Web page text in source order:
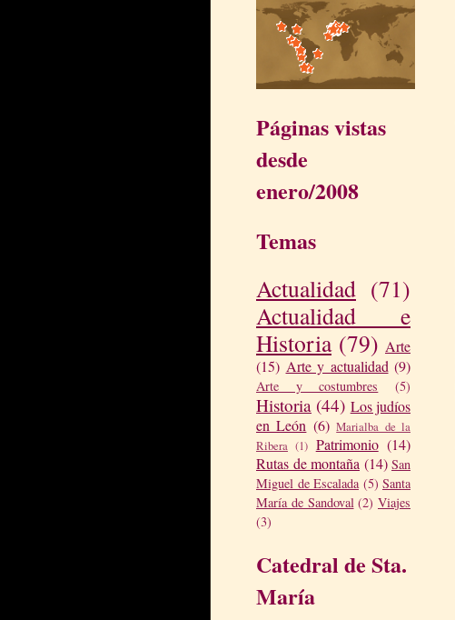
Páginas vistas
desde
enero/2008
Temas
Actualidad (71)
Actualidad e
Historia (79) Arte
(15) Arte y actualidad (9)
Arte y costumbres (5)
Historia (44) Los judíos
en León (6) Marialba de la
Ribera (1) Patrimonio (14)
Rutas de montaña (14) San
Miguel de Escalada (5) Santa
María de Sandoval (2) Viajes
(3)
Catedral de Sta.
María